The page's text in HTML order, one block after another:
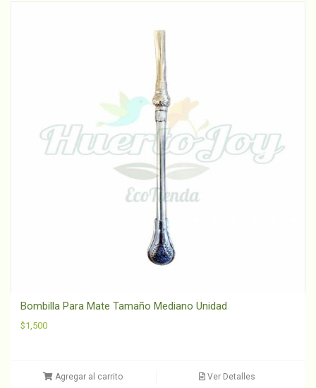
Bombilla Para Mate Tamaño Mediano Unidad
$1,500
Agregar al carrito Ver Detalles